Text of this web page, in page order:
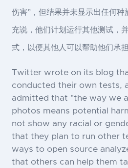
伤害”，但结果并未显示出任何
充说，他们计划运行其他测试，
式，以便其他人可以帮助他们承担
Twitter wrote on its blog
conducted their own tests,
admitted that "the way we
photos means potential
not show any racial or
that they plan to run other
ways to open source
that others can help them